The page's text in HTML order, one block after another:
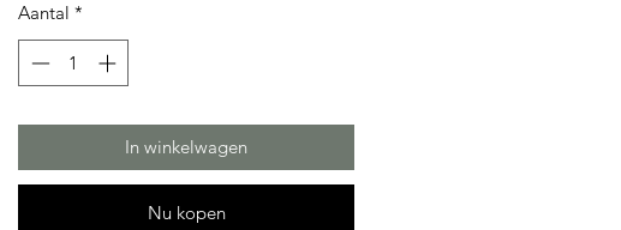
Aantal *
In winkelwagen
Nu kopen